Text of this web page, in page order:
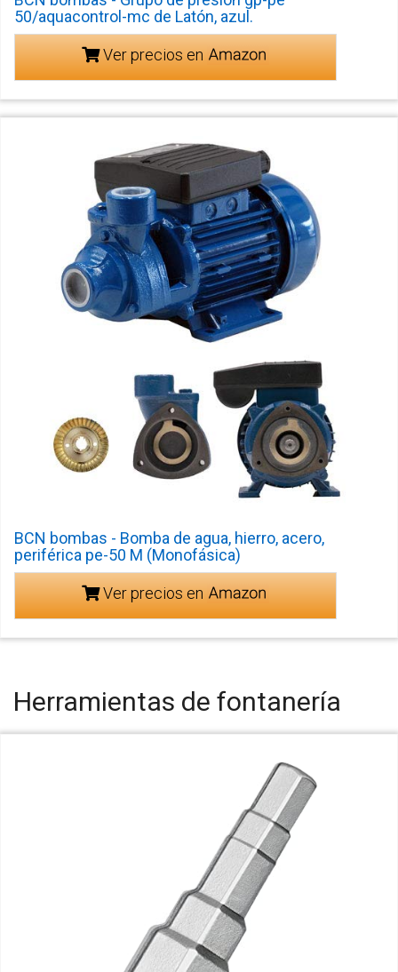
50/aquacontrol-mc de Latón, azul.
Ver precios en
BCN bombas - Bomba de agua, hierro, acero,
periférica pe-50 M (Monofásica)
Ver precios en
Herramientas de fontanería